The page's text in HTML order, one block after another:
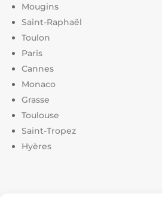
Mougins
Saint-Raphaël
Toulon
Paris
Cannes
Monaco
Grasse
Toulouse
Saint-Tropez
Hyères